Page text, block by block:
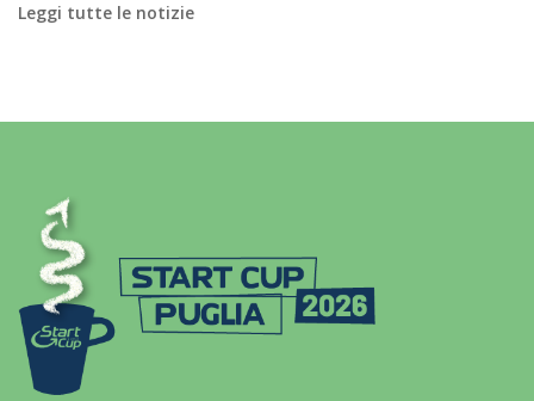
Leggi tutte le notizie